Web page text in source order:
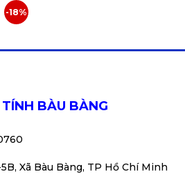
-18%
BÀU BÀNG
Xã Bàu Bàng, TP Hồ Chí Minh